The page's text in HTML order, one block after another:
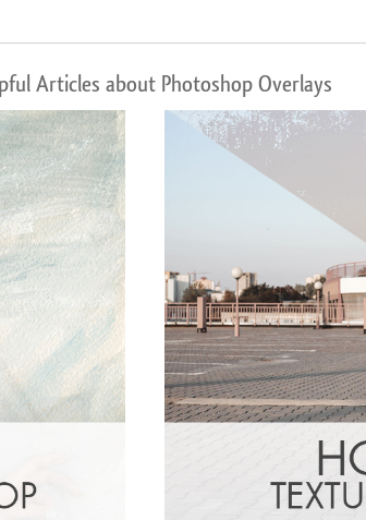
Articles about Photoshop Overlays